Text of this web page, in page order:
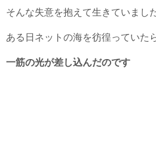
そんな失意を抱えて生きていまし
ある日ネットの海を彷徨っていた
一筋の光が差し込んだのです